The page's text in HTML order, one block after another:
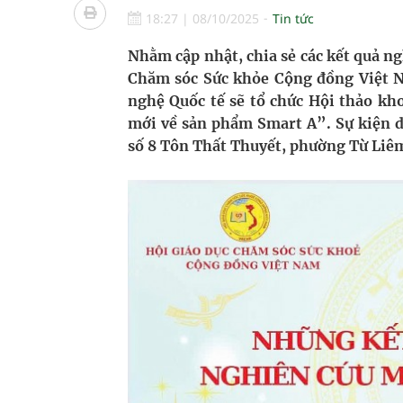
bảo vệ sức khỏe Nhân dân
Không chỉ cắt tóc, Đông Tây Barbershop dành
Bệnh viện không được thu thêm tiền của người
Vương Thành Công: Khi việc học bắt đầu từ trải
Chấn chỉnh hoạt động kinh doanh dược liệu
18:27 | 08/10/2025 Tin tức
Nhằm cập nhật, chia sẻ các kết quả
Chăm sóc Sức khỏe Cộng đồng Việt
nghệ Quốc tế sẽ tổ chức Hội thảo
mới về sản phẩm Smart A”. Sự kiện
số 8 Tôn Thất Thuyết, phường Từ